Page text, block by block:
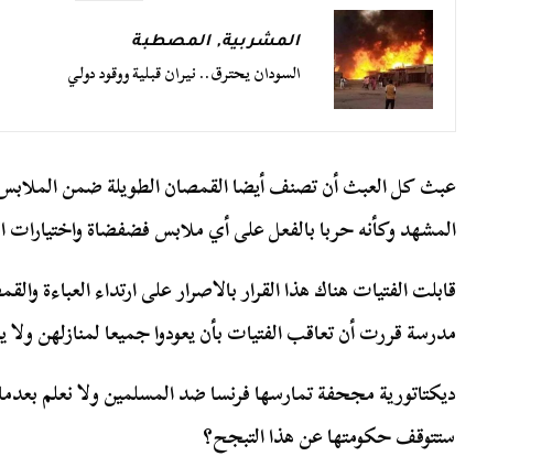
المشربية,المصطبة
السودان يحترق.. نيران قبلية ووقود دولي
عبث كل العبث أن تصنف أيضا القمصان الطويلة ضمن
المشهد وكأنه حربا بالفعل على أي ملابس فضفضاة واختيارات
قابلت الفتيات هناك هذا القرار بالاصرار على ارتداء العباءة
مدرسة قررت أن تعاقب الفتيات بأن يعودوا جميعا لمنازلهن
ديكتاتورية مجحفة تمارسها فرنسا ضد المسلمين ولا نعلم
ستتوقف حكومتها عن هذا التبجح؟